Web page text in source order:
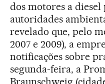
dos motores a diesel
autoridades
revelado que, pelo
2007 e 2009), a
notificações sobre
segunda-feira, a
Braunschweig